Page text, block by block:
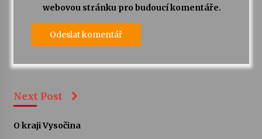
webovou stránku pro budoucí komentáře.
Next Post
O kraji Vysočina